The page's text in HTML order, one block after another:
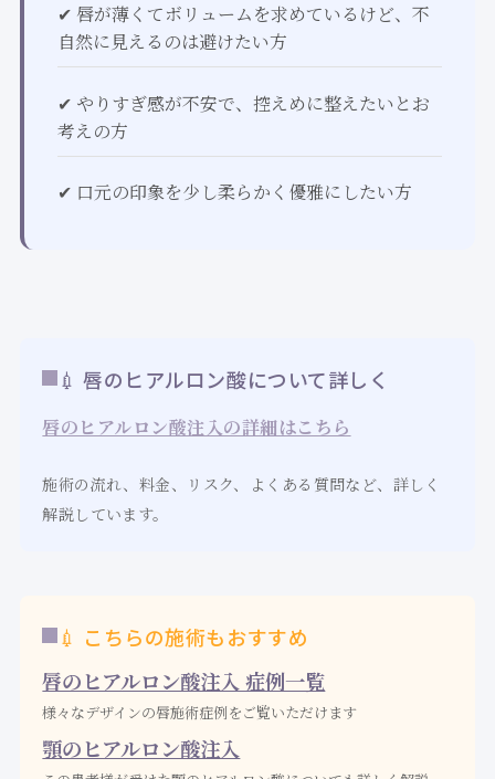
✔ 唇が薄くてボリュームを求めているけど、不
自然に見えるのは避けたい方
✔ やりすぎ感が不安で、控えめに整えたいとお
考えの方
✔ 口元の印象を少し柔らかく優雅にしたい方
💉 唇のヒアルロン酸について詳しく
唇のヒアルロン酸注入の詳細はこちら
施術の流れ、料金、リスク、よくある質問など、詳しく
解説しています。
💉 こちらの施術もおすすめ
唇のヒアルロン酸注入 症例一覧
様々なデザインの唇施術症例をご覧いただけます
顎のヒアルロン酸注入